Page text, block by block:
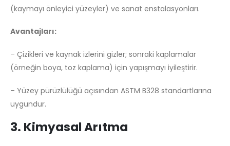
(kaymayı önleyici yüzeyler) ve sanat enstalasyonları.
Avantajları:
– Çizikleri ve kaynak izlerini gizler; sonraki kaplamalar
(örneğin boya, toz kaplama) için yapışmayı iyileştirir.
– Yüzey pürüzlülüğü açısından ASTM B328 standartlarına
uygundur.
3. Kimyasal Arıtma